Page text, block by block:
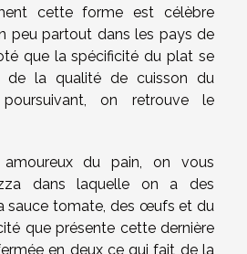
cette forme est célèbre
peu partout dans les pays de
que la spécificité du plat se
de la qualité de cuisson du
on retrouve le
du pain, on vous
dans laquelle on a des
sauce tomate, des œufs et du
que présente cette dernière
en deux ce qui fait de la